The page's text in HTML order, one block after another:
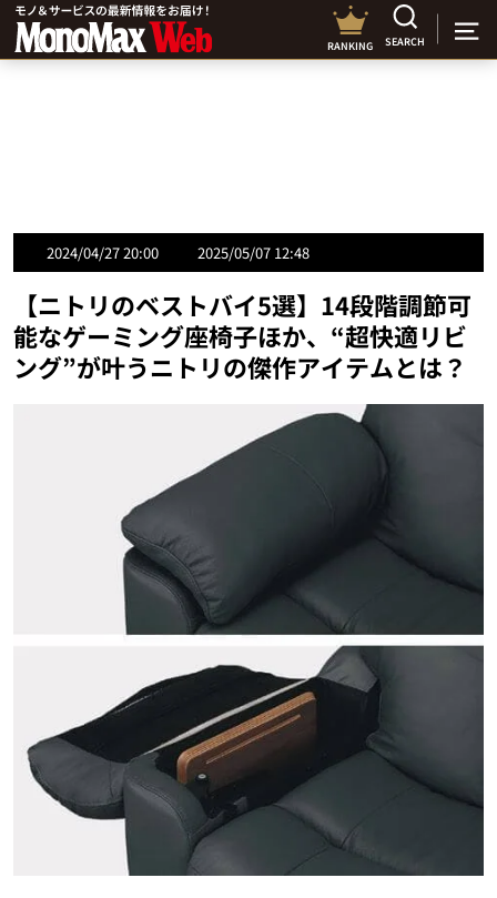
RANKING SEARCH
2024/04/27 20:00 2025/05/07 12:48
【ニトリのベストバイ5選】14段階調節可
能なゲーミング座椅子ほか、“超快適リビ
ング”が叶うニトリの傑作アイテムとは？